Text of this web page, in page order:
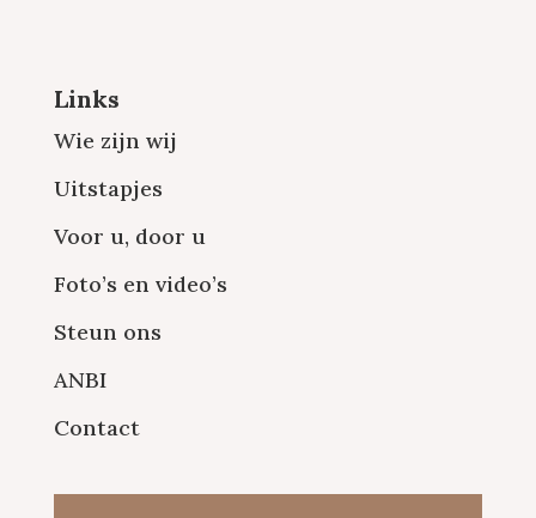
Links
Wie zijn wij
Uitstapjes
Voor u, door u
Foto’s en video’s
Steun ons
ANBI
Contact